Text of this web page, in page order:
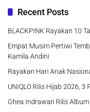
Recent Posts
BLACKPINK Rayakan 10
Empat Musim Pertiwi
Kamila Andini
Rayakan Hari Anak
UNIQLO Rilis Hijab 2026,
Ghea Indrawari Rilis